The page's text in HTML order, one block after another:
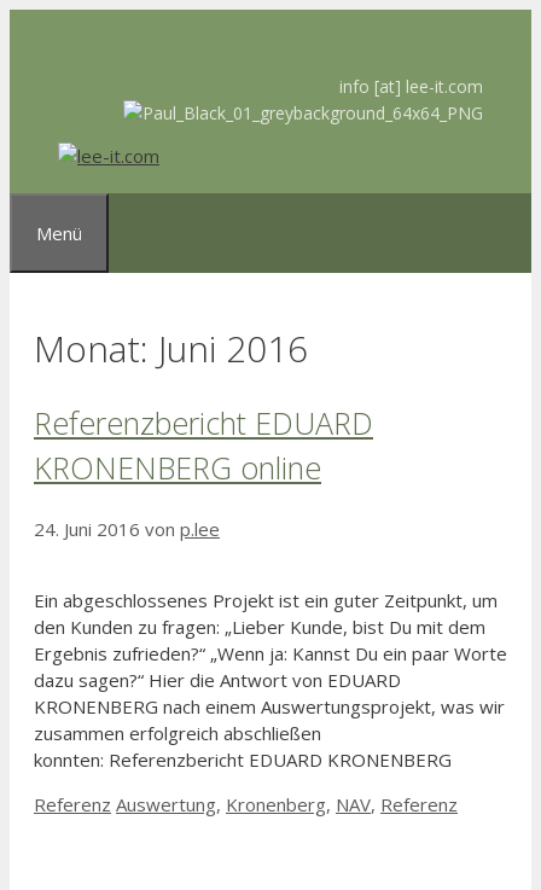
info [at] lee-it.com
Menü
Monat: Juni 2016
Referenzbericht EDUARD
KRONENBERG online
24. Juni 2016 von p.lee
Ein abgeschlossenes Projekt ist ein guter Zeitpunkt, um
den Kunden zu fragen: „Lieber Kunde, bist Du mit dem
Ergebnis zufrieden?“ „Wenn ja: Kannst Du ein paar Worte
dazu sagen?“ Hier die Antwort von EDUARD
KRONENBERG nach einem Auswertungsprojekt, was wir
zusammen erfolgreich abschließen
konnten: Referenzbericht EDUARD KRONENBERG
Kategorien
Referenz Schlagwörter
Auswertung, Kronenberg, NAV, Referenz